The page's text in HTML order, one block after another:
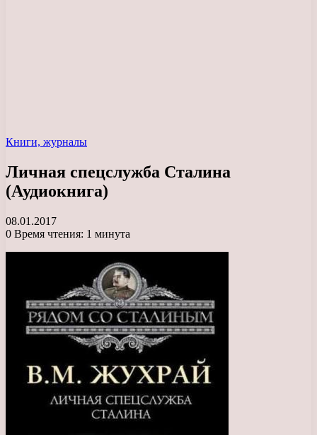
Книги, журналы
Личная спецслужба Сталина
(Аудиокнига)
08.01.2017
0 Время чтения: 1 минута